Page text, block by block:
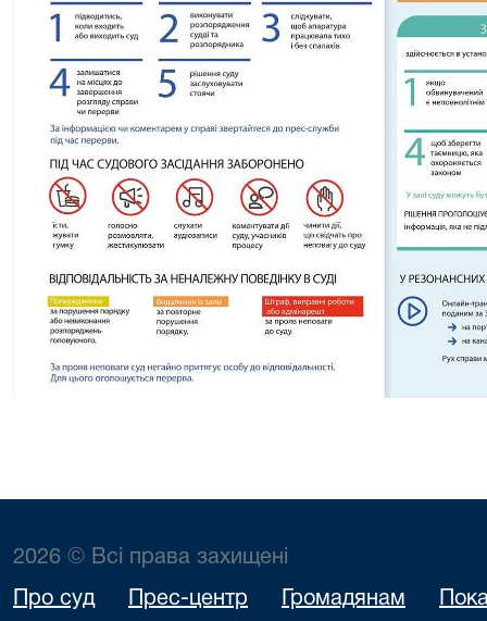
2026 © Всі права захищені
Про суд Прес-центр Громадянам